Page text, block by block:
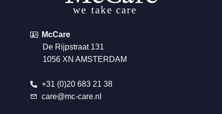
McCare
De Rijpstraat 131
1056 XN AMSTERDAM
+31 (0)20 683 21 38
care@mc-care.nl